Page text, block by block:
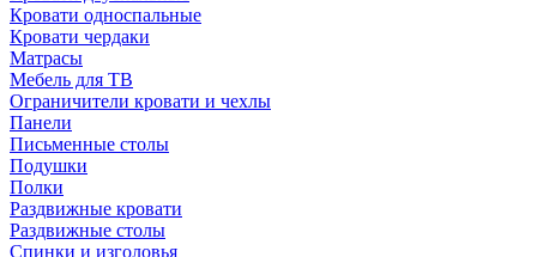
Кровати односпальные
Кровати чердаки
Матрасы
Мебель для ТВ
Ограничители кровати и чехлы
Панели
Письменные столы
Подушки
Полки
Раздвижные кровати
Раздвижные столы
Спинки и изголовья